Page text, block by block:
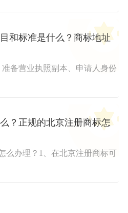
和标准是什么？商标地址
备营业执照副本、申请人身份
？正规的北京注册商标怎
么办理？1、在北京注册商标可